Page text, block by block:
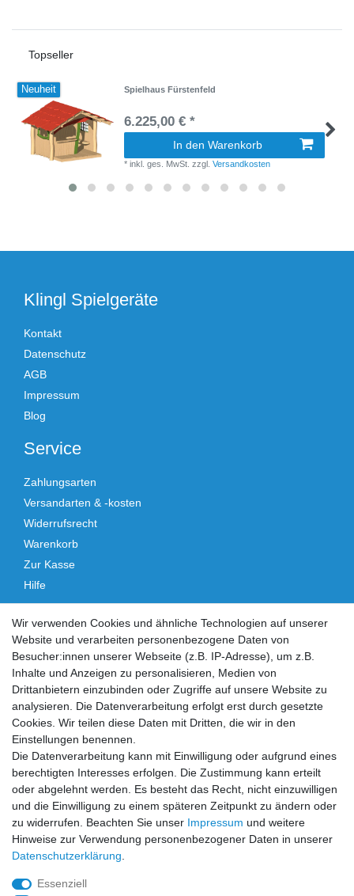
Topseller
Neuheit Spielhaus Fürstenfeld
6.225,00 € *
In den Warenkorb
*inkl. ges. MwSt. zzgl.Versandkosten
Klingl Spielgeräte
Kontakt
Datenschutz
AGB
Impressum
Blog
Service
Zahlungsarten
Versandarten & -kosten
Widerrufsrecht
Warenkorb
Zur Kasse
Hilfe
Vertrag widerrufen
Social Media
Facebook Instagram
Sicher einkaufen
Zahlung und Versand
Wir verwenden Cookies und ähnliche Technologien auf unserer
Website und verarbeiten personenbezogene Daten von
Besucher:innen unserer Webseite (z.B. IP-Adresse), um z.B.
Inhalte und Anzeigen zu personalisieren, Medien von
Drittanbietern einzubinden oder Zugriffe auf unsere Website zu
analysieren. Die Datenverarbeitung erfolgt erst durch gesetzte
Cookies. Wir teilen diese Daten mit Dritten, die wir in den
Einstellungen benennen.
Die Datenverarbeitung kann mit Einwilligung oder aufgrund eines
berechtigten Interesses erfolgen. Die Zustimmung kann erteilt
oder abgelehnt werden. Es besteht das Recht, nicht einzuwilligen
und die Einwilligung zu einem späteren Zeitpunkt zu ändern oder
zu widerrufen. Beachten Sie unser Impressum und weitere
Hinweise zur Verwendung personenbezogener Daten in unserer
Daten­schutz­erklärung
Essenziell